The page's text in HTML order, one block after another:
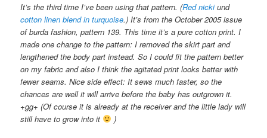
It’s the third time I’ve been using that pattern. (Red nickiund
cotton linen blend in turquoise.) It’s from the October 2005 issue
of burda fashion, pattern 139. This time it’s a pure cotton print. I
made one change to the pattern: I removed the skirt part and
lengthened the body part instead. So I could fit the pattern better
on my fabric and also I think the agitated print looks better with
fewer seams. Nice side effect: It sews much faster, so the
chances are well it will arrive before the baby has outgrown it.
+gg+ (Of course it is already at the receiver and the little lady will
still have to grow into it
)